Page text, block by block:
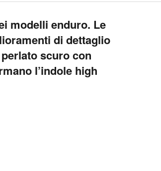
modelli enduro. Le
di dettaglio
scuro con
l’indole high